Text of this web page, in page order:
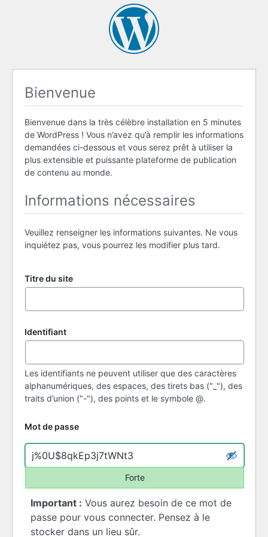
Bienvenue
Bienvenue dans la très célèbre installation en 5 minutes
de WordPress ! Vous n’avez qu’à remplir les informations
demandées ci-dessous et vous serez prêt à utiliser la
plus extensible et puissante plateforme de publication
de contenu au monde.
Informations nécessaires
Veuillez renseigner les informations suivantes. Ne vous
inquiétez pas, vous pourrez les modifier plus tard.
Titre du site
Identifiant
Les identifiants ne peuvent utiliser que des caractères
alphanumériques, des espaces, des tirets bas ("_"), des
traits d’union ("-"), des points et le symbole @.
Mot de passe
Forte
Important : Vous aurez besoin de ce mot de
passe pour vous connecter. Pensez à le
stocker dans un lieu sûr.